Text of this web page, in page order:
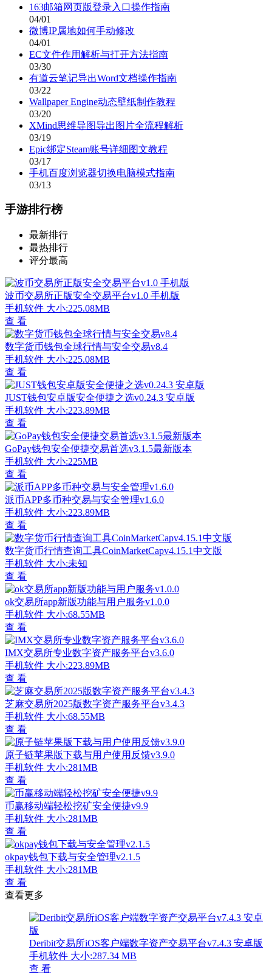
163邮箱网页版登录入口操作指南
04/01
微博IP属地如何手动修改
04/01
EC文件作用解析与打开方法指南
03/30
有道云笔记导出Word文档操作指南
03/22
Wallpaper Engine动态壁纸制作教程
03/20
XMind思维导图导出图片全流程解析
03/19
Epic绑定Steam账号详细图文教程
03/17
手机百度浏览器切换电脑模式指南
03/13
手游排行榜
最新排行
最热排行
评分最高
波币交易所正版安全交易平台v1.0 手机版
手机软件 大小:225.08MB
查 看
数字货币钱包全球行情与安全交易v8.4
手机软件 大小:225.08MB
查 看
JUST钱包安卓版安全便捷之选v0.24.3 安卓版
手机软件 大小:223.89MB
查 看
GoPay钱包安全便捷交易首选v3.1.5最新版本
手机软件 大小:225MB
查 看
派币APP多币种交易与安全管理v1.6.0
手机软件 大小:223.89MB
查 看
数字货币行情查询工具CoinMarketCapv4.15.1中文版
手机软件 大小:未知
查 看
ok交易所app新版功能与用户服务v1.0.0
手机软件 大小:68.55MB
查 看
IMX交易所专业数字资产服务平台v3.6.0
手机软件 大小:223.89MB
查 看
芝麻交易所2025版数字资产服务平台v3.4.3
手机软件 大小:68.55MB
查 看
原子链苹果版下载与用户使用反馈v3.9.0
手机软件 大小:281MB
查 看
币赢移动端轻松挖矿安全便捷v9.9
手机软件 大小:281MB
查 看
okpay钱包下载与安全管理v2.1.5
手机软件 大小:281MB
查 看
查看更多
Deribit交易所iOS客户端数字资产交易平台v7.4.3 安卓版
手机软件 大小:287.34 MB
查 看